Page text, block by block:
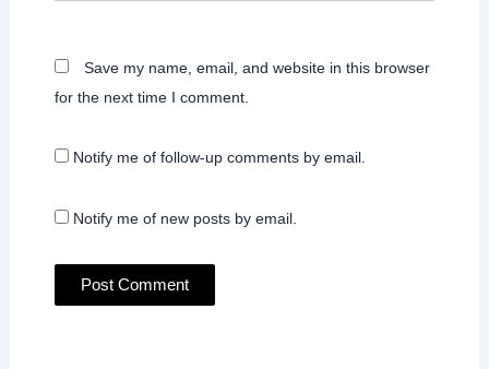
Save my name, email, and website in this browser
for the next time I comment.
Notify me of follow-up comments by email.
Notify me of new posts by email.